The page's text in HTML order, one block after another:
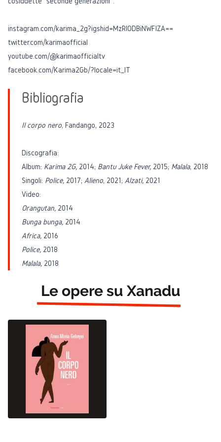
instagram.com/karima_2g?igshid=MzRlODBiNWFlZA==
twitter.com/karimaofficial
youtube.com/@karimaofficialtv
facebook.com/Karima2Gb/?locale=it_IT
Le opere su Xanadu
Bibliografia
Il corpo nero, Fandango, 2023
Discografia:
Album: Karima 2G, 2014; Bantu Juke Fever, 2015; Malala, 2018
Singoli: Police, 2017; Alieno, 2021; Alzati, 2021
Video:
Orangutan, 2014
Bunga bunga, 2014
Africa, 2016
Police, 2018
Malala, 2018